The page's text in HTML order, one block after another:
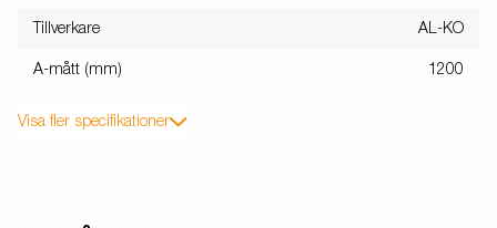
Tillverkare AL-KO
A-mått (mm) 1200
Visa fler specifikationer